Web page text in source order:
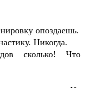
опоздаешь.
Никогда.
сколько! Что